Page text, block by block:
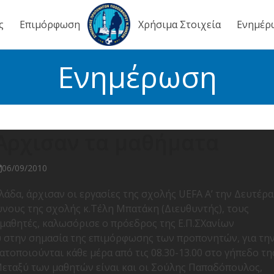
Επιμόρφωση Χρήσιμα Στοιχεία
Ενημέρωση
06/09/2010
άρχισαν οι εργασίες της σχολής UEFA A’ την
της σχολής κ.Τέλη Μπατάκη (Διευθυντής), τους
καλωσόρισε ο πρόεδρος της Ε.Π.ΣΧανίων
σημασία της επιμόρφωσης των προπονητών, για την
κάθε μέρα από τις 08.30-13.00 στο γήπεδο
των μαθητών είναι και οι Σούλης Παπαδόπουλος,